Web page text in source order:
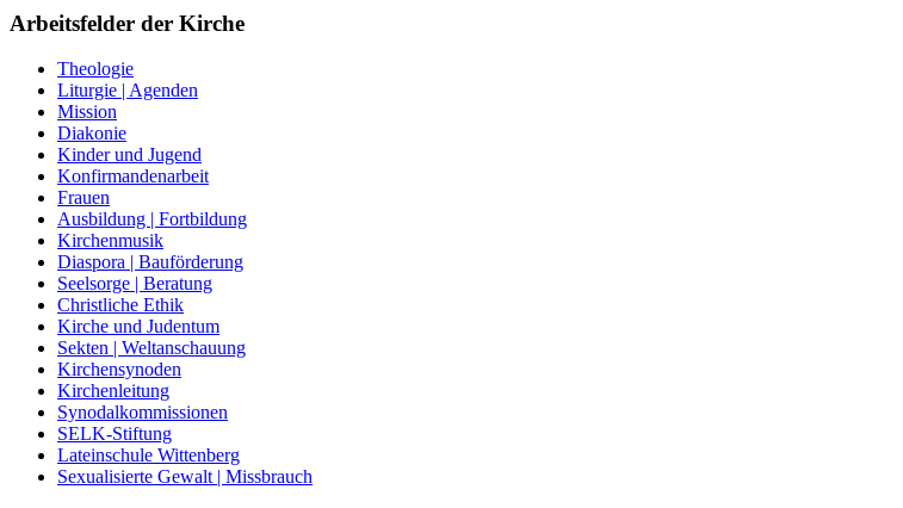
Arbeitsfelder der Kirche
Theologie
Liturgie | Agenden
Mission
Diakonie
Kinder und Jugend
Konfirmandenarbeit
Frauen
Ausbildung | Fortbildung
Kirchenmusik
Diaspora | Bauförderung
Seelsorge | Beratung
Christliche Ethik
Kirche und Judentum
Sekten | Weltanschauung
Kirchensynoden
Kirchenleitung
Synodalkommissionen
SELK-Stiftung
Lateinschule Wittenberg
Sexualisierte Gewalt | Missbrauch